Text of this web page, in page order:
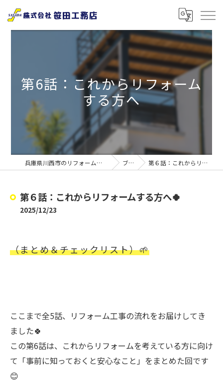
第6話：これからリフォーム
する方へ
兵庫県川西市のリフォームなら株式会社笹田工務店 ブログ 第６話：これからリフォームする方へ🍀
第６話：これからリフォームする方へ🍀
2025/12/23
（まとめ＆チェックリスト）🌱
ここまで全5話、リフォーム工事の流れをお届けしてき
ました🍀
この第6話は、これからリフォームを考えている方に向け
て「事前に知っておくと安心なこと」をまとめた回です
😊